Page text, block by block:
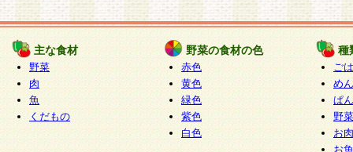
主な食材
野菜
肉
魚
くだもの
野菜の食材の色
赤色
黄色
緑色
紫色
白色
種
ご
めん
ぱん
野
お
お